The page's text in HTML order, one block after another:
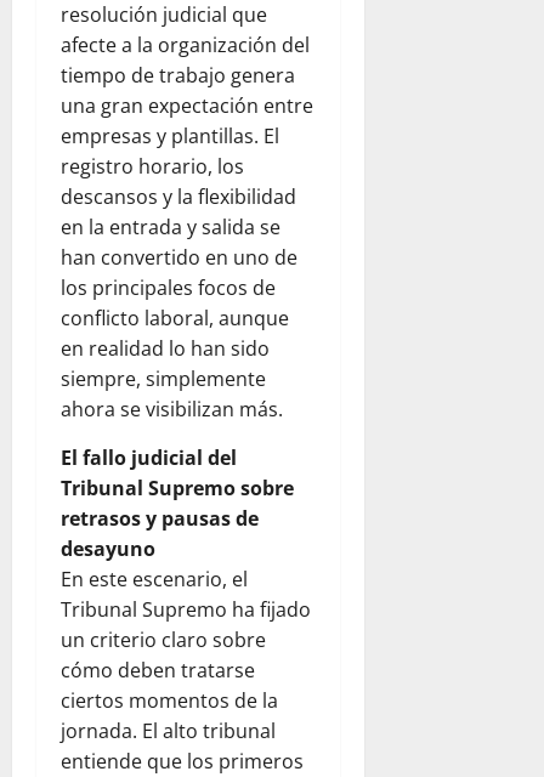
resolución judicial que
afecte a la organización del
tiempo de trabajo genera
una gran expectación entre
empresas y plantillas. El
registro horario, los
descansos y la flexibilidad
en la entrada y salida se
han convertido en uno de
los principales focos de
conflicto laboral, aunque
en realidad lo han sido
siempre, simplemente
ahora se visibilizan más.
El fallo judicial del
Tribunal Supremo sobre
retrasos y pausas de
desayuno
En este escenario, el
Tribunal Supremo ha fijado
un criterio claro sobre
cómo deben tratarse
ciertos momentos de la
jornada. El alto tribunal
entiende que los primeros